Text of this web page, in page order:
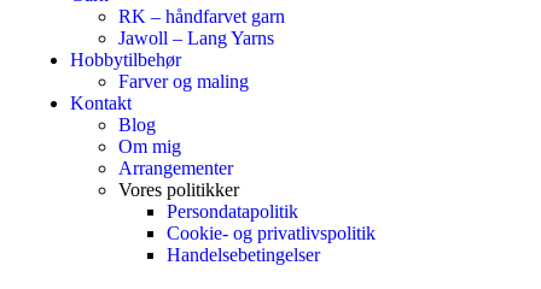
RK – håndfarvet garn
Jawoll – Lang Yarns
Hobbytilbehør
Farver og maling
Kontakt
Blog
Om mig
Arrangementer
Vores politikker
Persondatapolitik
Cookie- og privatlivspolitik
Handelsebetingelser